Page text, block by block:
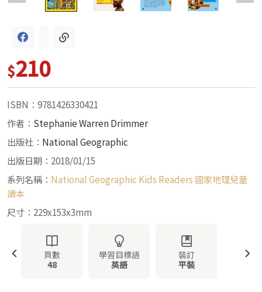
$210
ISBN：9781426330421
作者： Stephanie Warren Drimmer
出版社： National Geographic
出版日期：2018/01/15
系列名稱： National Geographic Kids Readers 國家地理兒童
讀本
尺寸：229x153x3mm
頁數
48
學習目標語
英語
裝訂
平裝